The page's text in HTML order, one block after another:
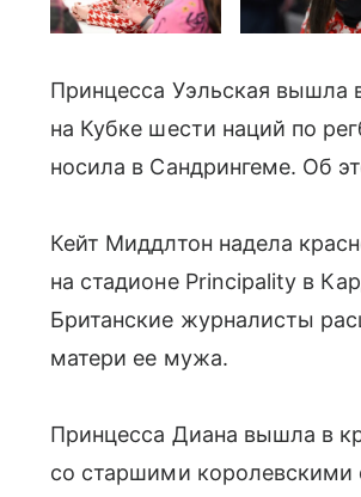
Принцесса Уэльская вышла
на Кубке шести наций по
носила в Сандрингеме. Об
Кейт Миддлтон надела
на стадионе Principality в
Британские журналисты
матери ее мужа.
Принцесса Диана вышла в
со старшими королевскими